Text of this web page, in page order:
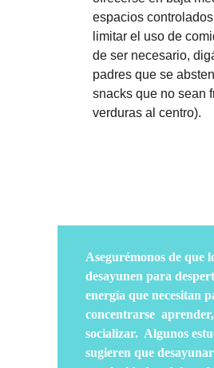
espacios
limitar el uso de
de ser necesario,
padres que se
snacks que no sean
verduras al centro).
Asegurémonos de que
desayunen para
energía que necesitan
concentrarse
socializar.  Algunos
sugieren que